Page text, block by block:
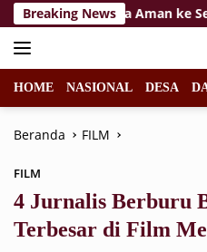
Langsung
ke
konten
Breaking News
Hadirkan Rasa Aman ke
HOME NASIONAL DESA
Beranda FILM
FILM
4 Jurnalis Berburu
Terbesar di Film